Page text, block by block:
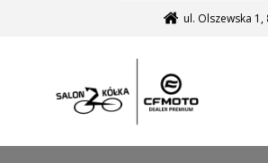
ul. Olszewska 1,